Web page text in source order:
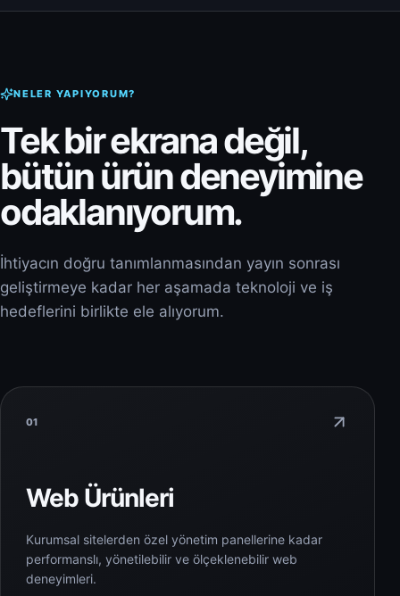
NELER YAPIYORUM?
Tek bir ekrana değil,
bütün ürün deneyimine
odaklanıyorum.
İhtiyacın doğru tanımlanmasından yayın sonrası
geliştirmeye kadar her aşamada teknoloji ve iş
hedeflerini birlikte ele alıyorum.
01
Web Ürünleri
Kurumsal sitelerden özel yönetim panellerine kadar
performanslı, yönetilebilir ve ölçeklenebilir web
deneyimleri.